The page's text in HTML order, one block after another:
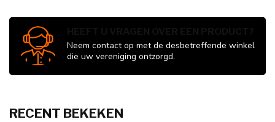
Neem contact op met de desbetreffende winkel
die uw vereniging ontzorgd.
RECENT BEKEKEN